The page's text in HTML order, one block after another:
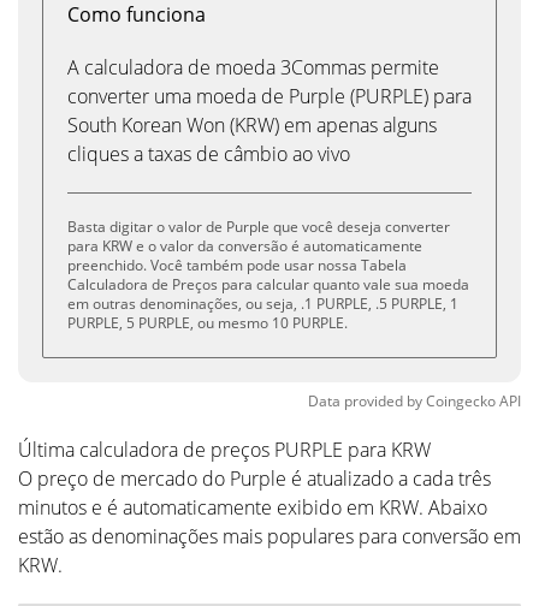
Como funciona
A calculadora de moeda 3Commas permite
converter uma moeda de Purple (PURPLE) para
South Korean Won (KRW) em apenas alguns
cliques a taxas de câmbio ao vivo
Basta digitar o valor de Purple que você deseja converter
para KRW e o valor da conversão é automaticamente
preenchido. Você também pode usar nossa Tabela
Calculadora de Preços para calcular quanto vale sua moeda
em outras denominações, ou seja, .1 PURPLE, .5 PURPLE, 1
PURPLE, 5 PURPLE, ou mesmo 10 PURPLE.
Data provided byCoingeckoAPI
Última calculadora de preços PURPLE para KRW
O preço de mercado do Purple é atualizado a cada três
minutos e é automaticamente exibido em KRW. Abaixo
estão as denominações mais populares para conversão em
KRW.